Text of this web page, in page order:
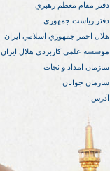
دفتر مقام معظم رهبري
دفتر رياست جمهوري
هلال احمر جمهوري اسلامي ايران
موسسه علمي كاربردي هلال ایران
سازمان امداد و نجات
سازمان جوانان
آدرس :